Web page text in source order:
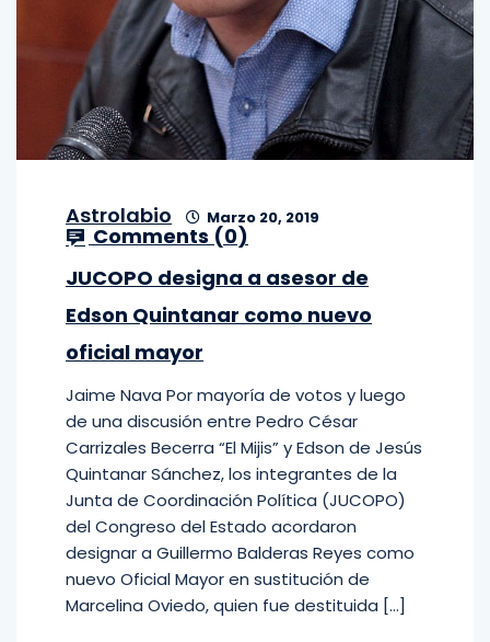
Astrolabio Marzo 20, 2019
Comments (0)
JUCOPO designa a asesor de
Edson Quintanar como nuevo
oficial mayor
Jaime Nava Por mayoría de votos y luego
de una discusión entre Pedro César
Carrizales Becerra “El Mijis” y Edson de Jesús
Quintanar Sánchez, los integrantes de la
Junta de Coordinación Política (JUCOPO)
del Congreso del Estado acordaron
designar a Guillermo Balderas Reyes como
nuevo Oficial Mayor en sustitución de
Marcelina Oviedo, quien fue destituida […]